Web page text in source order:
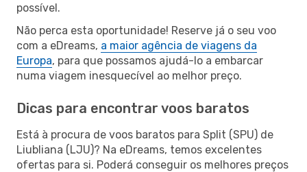
possível.
Não perca esta oportunidade! Reserve já o seu voo
com a eDreams, a maior agência de viagens da
Europa, para que possamos ajudá-lo a embarcar
numa viagem inesquecível ao melhor preço.
Dicas para encontrar voos baratos
Está à procura de voos baratos para Split (SPU) de
Liubliana (LJU)? Na eDreams, temos excelentes
ofertas para si. Poderá conseguir os melhores preços